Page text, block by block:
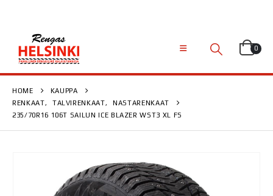
0
HOME
KAUPPA
RENKAAT, TALVIRENKAAT,
NASTARENKAAT
235/70R16 106T SAILUN ICE BLAZER WST3 XL FS